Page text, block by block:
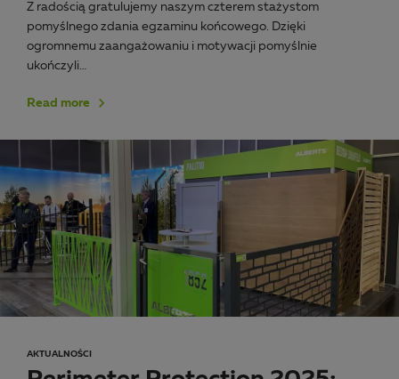
Z radością gratulujemy naszym czterem stażystom
pomyślnego zdania egzaminu końcowego. Dzięki
ogromnemu zaangażowaniu i motywacji pomyślnie
ukończyli…
Read more
AKTUALNOŚCI